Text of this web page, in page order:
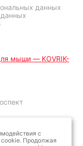
данных
мыши — KOVRIK-
с
Продолжая